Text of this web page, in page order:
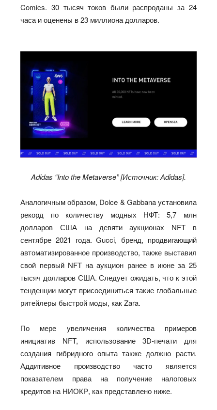
Comics. 30 тысяч токов были распроданы за 24
часа и оценены в 23 миллиона долларов.
Adidas “Into the Metaverse” [Источник: Adidas].
Аналогичным образом, Dolce & Gabbana установила
рекорд по количеству модных НФТ: 5,7 млн
долларов США на девяти аукционах NFT в
сентябре 2021 года. Gucci, бренд, продвигающий
автоматизированное производство, также выставил
свой первый NFT на аукцион ранее в июне за 25
тысяч долларов США. Следует ожидать, что к этой
тенденции могут присоединиться такие глобальные
ритейлеры быстрой моды, как Zara.
По мере увеличения количества примеров
инициатив NFT, использование 3D-печати для
создания гибридного опыта также должно расти.
Аддитивное производство часто является
показателем права на получение налоговых
кредитов на НИОКР, как представлено ниже.